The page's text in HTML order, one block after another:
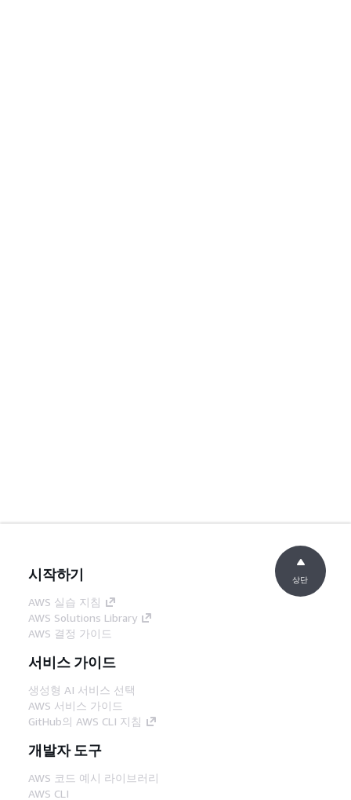
시작하기
AWS 실습 지침
AWS Solutions Library
AWS 결정 가이드
서비스 가이드
생성형 AI 서비스 선택
AWS 서비스 가이드
GitHub의 AWS CLI 지침
개발자 도구
AWS 코드 예시 라이브러리
AWS CLI
상단